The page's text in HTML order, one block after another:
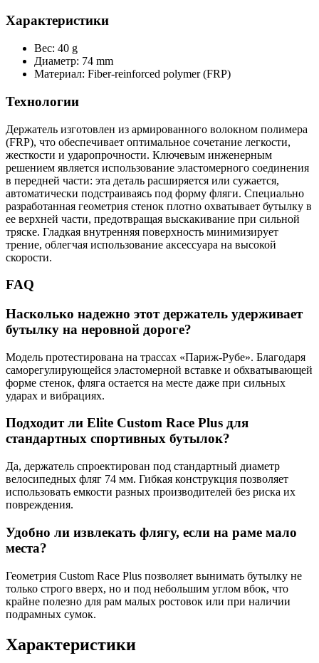
Характеристики
Вес: 40 g
Диаметр: 74 mm
Материал: Fiber-reinforced polymer (FRP)
Технологии
Держатель изготовлен из армированного волокном полимера
(FRP), что обеспечивает оптимальное сочетание легкости,
жесткости и ударопрочности. Ключевым инженерным
решением является использование эластомерного соединения
в передней части: эта деталь расширяется или сужается,
автоматически подстраиваясь под форму фляги. Специально
разработанная геометрия стенок плотно охватывает бутылку в
ее верхней части, предотвращая выскакивание при сильной
тряске. Гладкая внутренняя поверхность минимизирует
трение, облегчая использование аксессуара на высокой
скорости.
FAQ
Насколько надежно этот держатель удерживает
бутылку на неровной дороге?
Модель протестирована на трассах «Париж-Рубе». Благодаря
саморегулирующейся эластомерной вставке и обхватывающей
форме стенок, фляга остается на месте даже при сильных
ударах и вибрациях.
Подходит ли Elite Custom Race Plus для
стандартных спортивных бутылок?
Да, держатель спроектирован под стандартный диаметр
велосипедных фляг 74 мм. Гибкая конструкция позволяет
использовать емкости разных производителей без риска их
повреждения.
Удобно ли извлекать флягу, если на раме мало
места?
Геометрия Custom Race Plus позволяет вынимать бутылку не
только строго вверх, но и под небольшим углом вбок, что
крайне полезно для рам малых ростовок или при наличии
подрамных сумок.
Характеристики